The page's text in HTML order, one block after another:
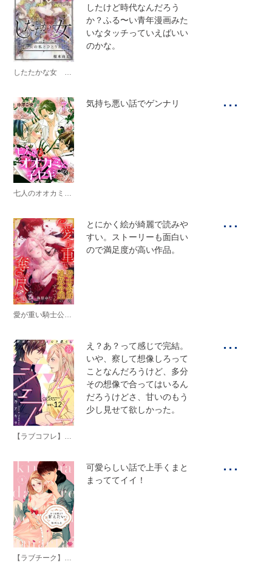
したたかな女 過去の私とひとり旅
したけど時代なんだろう
か？ふる〜い青年漫画みた
いなタッチっていえばいい
のかな。
七人のオオカミと子ヤギ
気持ち悪い話でゲンナリ ...
とにかく絵が綺麗で読みや
すい。ストーリーも面白い
ので満足度が高い作品。
...
【ラブコフレ】ルームシェア 野獣ホストとふたり暮らし
え？あ？って感じで完結。
いや、察して想像しろって
ことなんだろうけど、多分
その想像で合ってはいるん
だろうけどさ、甘いのもう
少し見せて欲しかった。
...
【ラブチーク】キミは誰より甘えたい
可愛らしい話で上手くまと
まっててイイ！
...